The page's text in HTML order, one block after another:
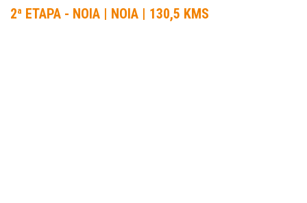
2ª ETAPA - NOIA | NOIA | 130,5 KMS